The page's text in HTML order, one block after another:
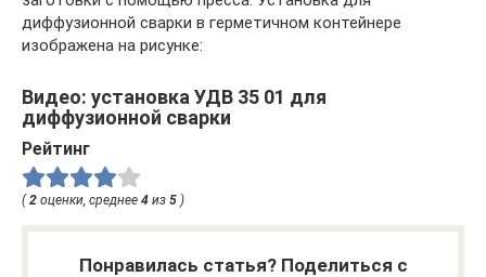
диффузионной сварки в герметичном контейнере
изображена на рисунке:
Видео: установка УДВ 35 01 для
диффузионной сварки
Рейтинг
(2 оценки, среднее 4 из 5 )
Понравилась статья? Поделиться с